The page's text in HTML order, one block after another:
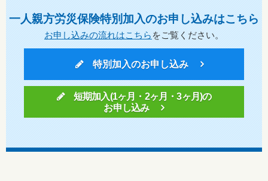
一人親方労災保険特別加入のお申し込みはこちら
お申し込みの流れはこちらをご覧ください。
特別加入のお申し込み
短期加入(1ヶ月・2ヶ月・3ヶ月)の
お申し込み